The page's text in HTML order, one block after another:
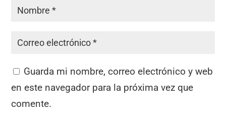
Guarda mi nombre, correo electrónico y web
en este navegador para la próxima vez que
comente.